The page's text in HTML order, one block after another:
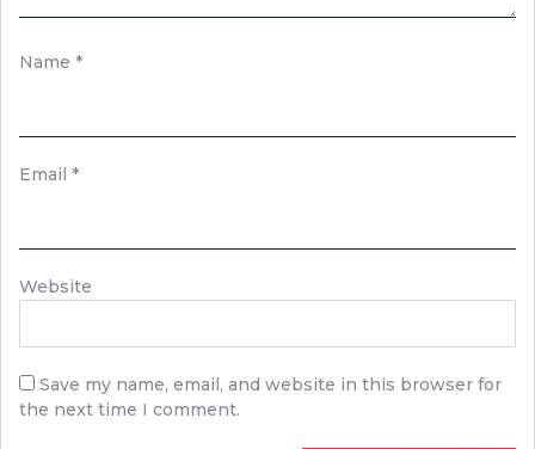
Name *
Email *
Website
Save my name, email, and website in this browser for
the next time I comment.